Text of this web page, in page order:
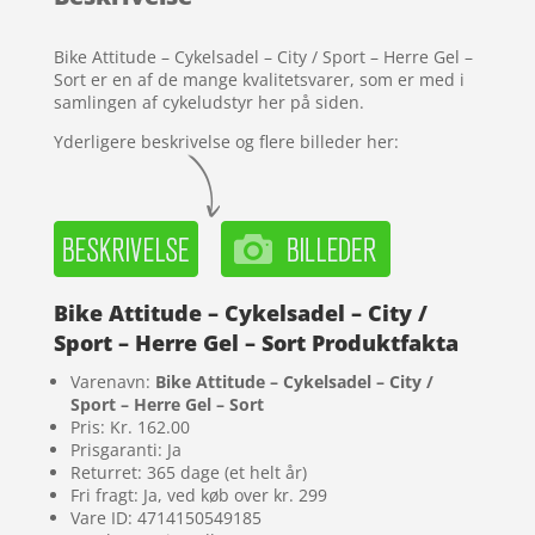
mmelser
Bike Attitude – Cykelsadel – City / Sport – Herre Gel –
Sort er en af de mange kvalitetsvarer, som er med i
samlingen af cykeludstyr her på siden.
Yderligere beskrivelse og flere billeder her:
Bike Attitude – Cykelsadel – City /
Sport – Herre Gel – Sort Produktfakta
Varenavn: Bike Attitude – Cykelsadel – City /
Sport – Herre Gel – Sort
Pris: Kr. 162.00
Prisgaranti: Ja
Returret: 365 dage (et helt år)
Fri fragt: Ja, ved køb over kr. 299
Vare ID: 4714150549185